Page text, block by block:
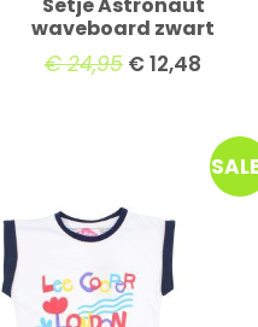
waveboard zwart
€24,95 €12,48